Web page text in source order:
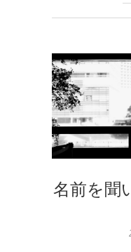
名前を聞